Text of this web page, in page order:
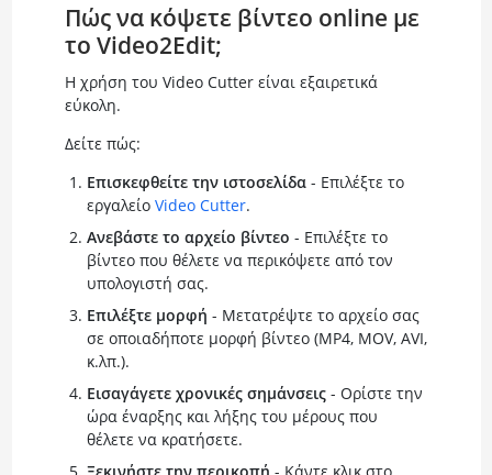
Πώς να κόψετε βίντεο online με
το Video2Edit;
Η χρήση του Video Cutter είναι εξαιρετικά
εύκολη.
Δείτε πώς:
Επισκεφθείτε την ιστοσελίδα- Επιλέξτε το
εργαλείο Video Cutter.
Ανεβάστε το αρχείο βίντεο - Επιλέξτε το
βίντεο που θέλετε να περικόψετε από τον
υπολογιστή σας.
Επιλέξτε μορφή - Μετατρέψτε το αρχείο σας
σε οποιαδήποτε μορφή βίντεο (MP4, MOV, AVI,
κ.λπ.).
Εισαγάγετε χρονικές σημάνσεις- Ορίστε την
ώρα έναρξης και λήξης του μέρους που
θέλετε να κρατήσετε.
Ξεκινήστε την περικοπή - Κάντε κλικ στο